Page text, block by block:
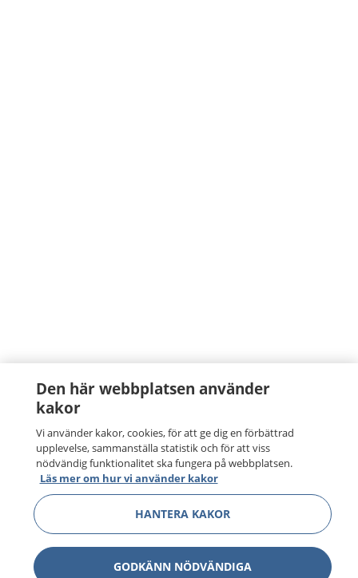
Den här webbplatsen använder
kakor
Vi använder kakor, cookies, för att ge dig en förbättrad
upplevelse, sammanställa statistik och för att viss
nödvändig funktionalitet ska fungera på webbplatsen.
Läs mer om hur vi använder kakor
HANTERA KAKOR
GODKÄNN NÖDVÄNDIGA